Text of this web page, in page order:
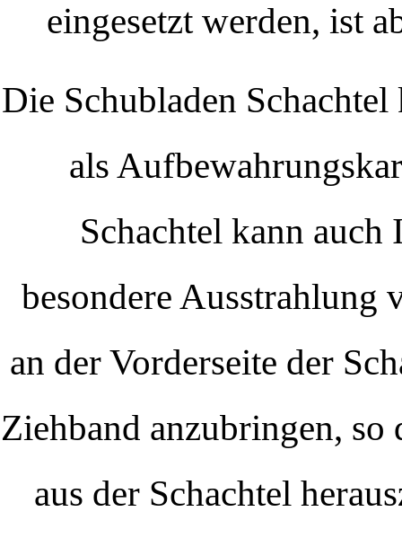
eingesetzt werden, ist
Die Schubladen
als
Schachtel kann auch
besondere Ausstrahlung
an der Vorderseite der
Ziehband anzubringen, so
aus der Schachtel